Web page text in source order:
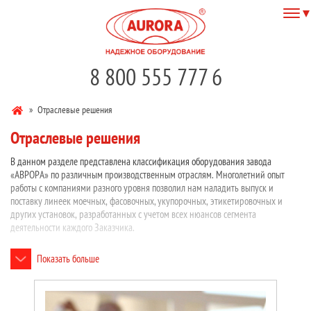
8 800 555 777 6
» Отраслевые решения
Отраслевые решения
В данном разделе представлена классификация оборудования завода
«АВРОРА» по различным производственным отраслям. Многолетний опыт
работы с компаниями разного уровня позволил нам наладить выпуск и
поставку линеек моечных, фасовочных, укупорочных, этикетировочных и
других установок, разработанных с учетом всех нюансов сегмента
деятельности каждого Заказчика.
Основные отрасли применения нашего оборудования:
Фармацевтика
Показать больше